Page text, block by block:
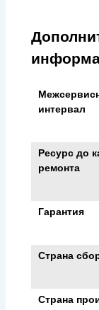
интервал
Ресурс до
ремонта
Гарантия
Страна
Страна